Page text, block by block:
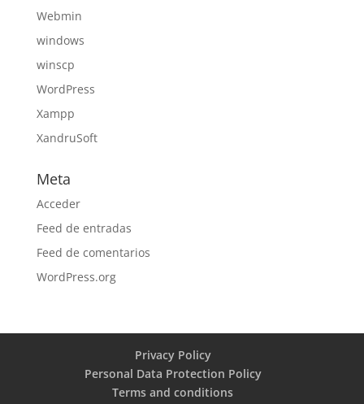
Webmin
windows
winscp
WordPress
Xampp
XandruSoft
Meta
Acceder
Feed de entradas
Feed de comentarios
WordPress.org
Privacy Policy
Personal Data Protection Policy
Terms and conditions